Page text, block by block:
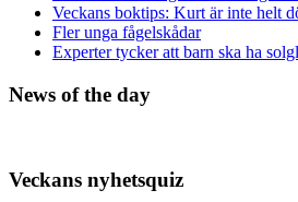
Veckans boktips: Kurt är inte helt
Fler unga fågelskådar
Experter tycker att barn ska ha
News of the day
Veckans nyhetsquiz